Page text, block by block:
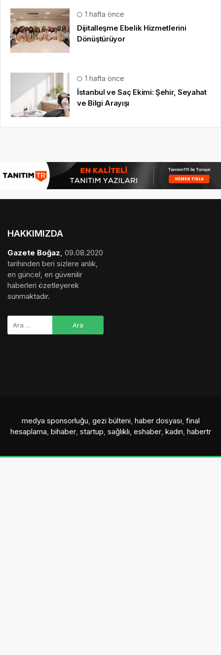
1 hafta önce
Dijitalleşme Ebelik Hizmetlerini
Dönüştürüyor
1 hafta önce
İstanbul ve Saç Ekimi: Şehir, Seyahat
ve Bilgi Arayışı
HAKKIMIZDA
Gazete Boğaz, 09.08.2020
tarihinden beri sizlere anlık,
en güncel, en güvenilir
haberleri özetleyerek
sunmaktadır.
medya sponsorluğu, gezi bülteni, haber dosyası, final
hesaplama, bihaber, startup, sağlıklı, eshaber, kadın, habertr